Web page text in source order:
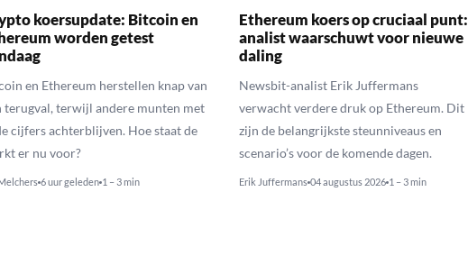
koersupdate: Bitcoin en
worden getest
en Ethereum herstellen knap van
terugval, terwijl andere munten met
cijfers achterblijven. Hoe staat de
er nu voor?
6 uur geleden 1 – 3 min
Ethereum koers op cruciaal punt:
analist waarschuwt voor nieuwe
daling
Newsbit-analist Erik Juffermans
verwacht verdere druk op Ethereum. Dit
zijn de belangrijkste steunniveaus en
scenario’s voor de komende dagen.
Erik Juffermans 04 augustus 2026 1 – 3 min